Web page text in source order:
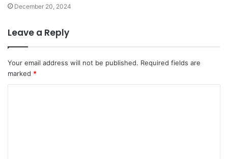
December 20, 2024
Leave a Reply
Your email address will not be published. Required fields are
marked *